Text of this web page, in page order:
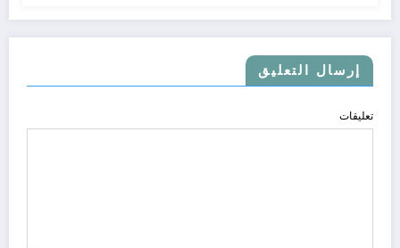
إرسال التعليق
تعليقات